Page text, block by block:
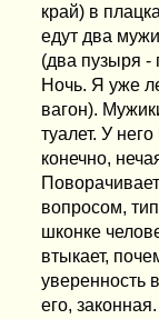
край) в
едут два
(два пузыря -
Ночь. Я уже
вагон).
туалет. У
конечно,
вопросом,
шконке
втыкает,
уверенность
его,